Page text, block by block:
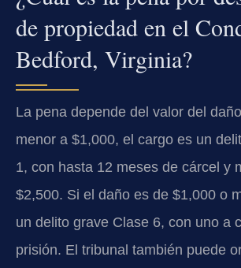
de propiedad en el
Bedford, Virginia?
La pena depende del valor del
menor a $1,000, el cargo es un
1, con hasta 12 meses de cárcel y
$2,500. Si el daño es de $1,000 o
un delito grave Clase 6, con uno a
prisión. El tribunal también puede